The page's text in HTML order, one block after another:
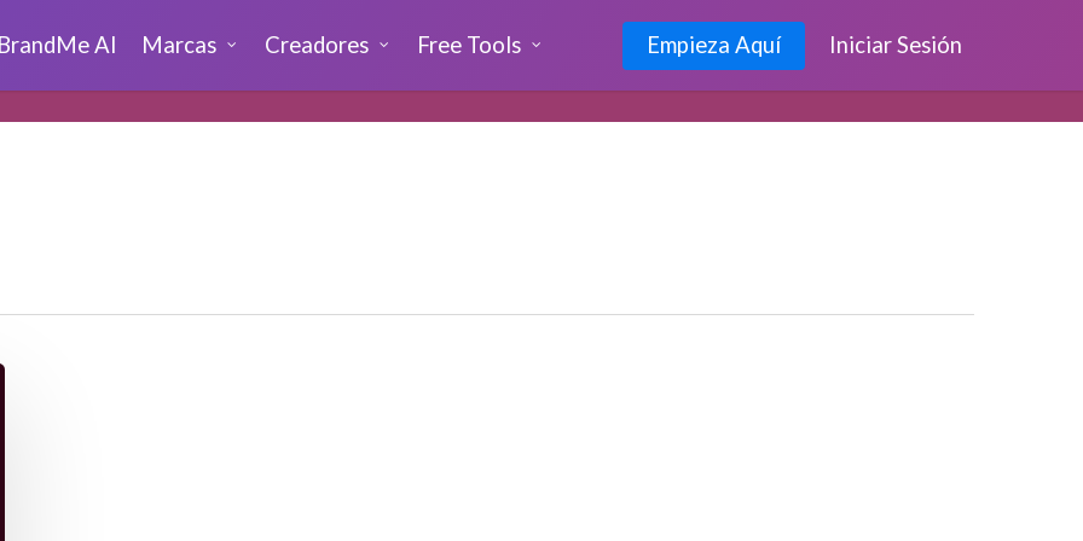
BrandMe AI Marcas Creadores Free Tools Empieza Aquí Iniciar Sesión